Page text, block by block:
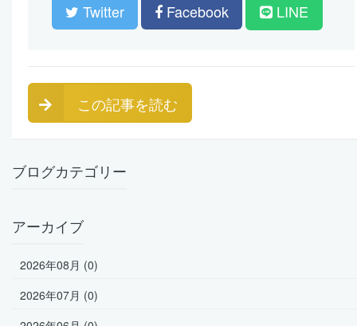
Twitter Facebook LINE
この記事を読む
ブログカテゴリー
アーカイブ
2026年08月 (0)
2026年07月 (0)